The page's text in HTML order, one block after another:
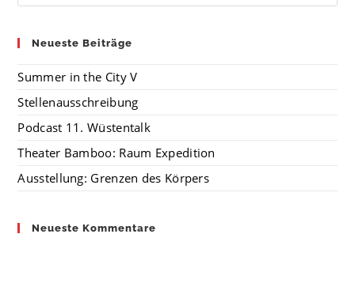
Neueste Beiträge
Summer in the City V
Stellenausschreibung
Podcast 11. Wüstentalk
Theater Bamboo: Raum Expedition
Ausstellung: Grenzen des Körpers
Neueste Kommentare